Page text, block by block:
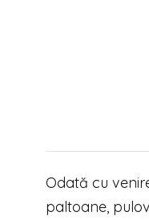
Odată cu
paltoane,